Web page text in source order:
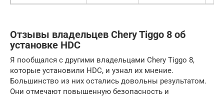
Отзывы владельцев Chery Tiggo 8 об
установке HDC
Я пообщался с другими владельцами Chery Tiggo 8,
которые установили HDC, и узнал их мнение.
Большинство из них остались довольны результатом.
Они отмечают повышенную безопасность и